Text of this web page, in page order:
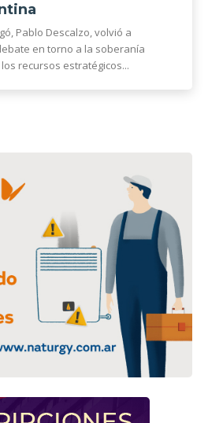
Pablo Descalzo, volvió a
en torno a la soberanía
recursos estratégicos...